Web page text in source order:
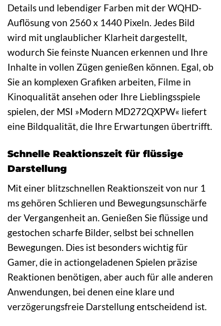
Details und lebendiger Farben mit der WQHD-
Auflösung von 2560 x 1440 Pixeln. Jedes Bild
wird mit unglaublicher Klarheit dargestellt,
wodurch Sie feinste Nuancen erkennen und Ihre
Inhalte in vollen Zügen genießen können. Egal, ob
Sie an komplexen Grafiken arbeiten, Filme in
Kinoqualität ansehen oder Ihre Lieblingsspiele
spielen, der MSI »Modern MD272QXPW« liefert
eine Bildqualität, die Ihre Erwartungen übertrifft.
Schnelle Reaktionszeit für flüssige
Darstellung
Mit einer blitzschnellen Reaktionszeit von nur 1
ms gehören Schlieren und Bewegungsunschärfe
der Vergangenheit an. Genießen Sie flüssige und
gestochen scharfe Bilder, selbst bei schnellen
Bewegungen. Dies ist besonders wichtig für
Gamer, die in actiongeladenen Spielen präzise
Reaktionen benötigen, aber auch für alle anderen
Anwendungen, bei denen eine klare und
verzögerungsfreie Darstellung entscheidend ist.